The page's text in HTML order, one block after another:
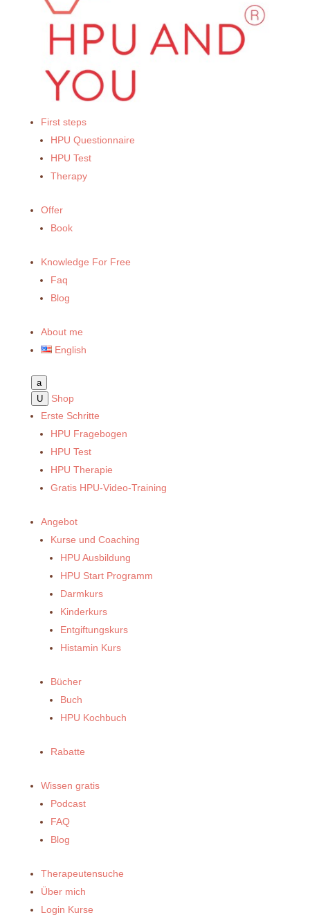
First steps
HPU Questionnaire
HPU Test
Therapy
Offer
Book
Knowledge For Free
Faq
Blog
About me
English
a
U
Shop
Erste Schritte
HPU Fragebogen
HPU Test
HPU Therapie
Gratis HPU-Video-Training
Angebot
Kurse und Coaching
HPU Ausbildung
HPU Start Programm
Darmkurs
Kinderkurs
Entgiftungskurs
Histamin Kurs
Bücher
Buch
HPU Kochbuch
Rabatte
Wissen gratis
Podcast
FAQ
Blog
Therapeutensuche
Über mich
Login Kurse